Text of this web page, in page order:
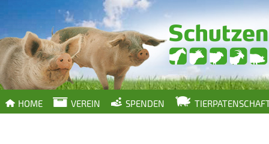
HOME VEREIN SPENDEN